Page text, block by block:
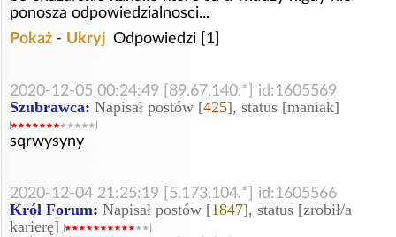
ponosza odpowiedzialnosci...
Pokaż - Ukryj Odpowiedzi [1]
2020-12-05 00:24:49 [89.67.140.*] id:1605569
Szubrawca: Napisał postów [425], status [maniak]
sqrwysyny
2020-12-04 21:25:19 [5.173.104.*] id:1605566
Król Forum: Napisał postów [1847], status [zrobił/a
karierę]